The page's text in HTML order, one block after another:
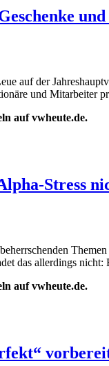
auf der
und Mitarbeiter
auf vwheute.de.
Stress
das allerdings
auf vwheute.de.